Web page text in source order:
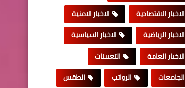
الاخبار الاقتصادية
الاخبار الامنية
الاخبار الرياضية
الاخبار السياسية
الاخبار العامة
التعيينات
الجامعات
الرواتب الطقس